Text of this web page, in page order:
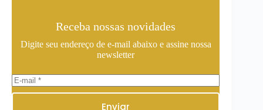
Receba nossas novidades
Digite seu endereço de e-mail abaixo e assine nossa
newsletter
Enviar